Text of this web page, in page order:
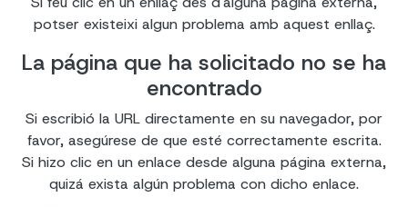
potser existeixi algun problema amb aquest enllaç.
La página que ha solicitado no se ha
encontrado
Si escribió la URL directamente en su navegador, por
favor, asegúrese de que esté correctamente escrita.
Si hizo clic en un enlace desde alguna página externa,
quizá exista algún problema con dicho enlace.